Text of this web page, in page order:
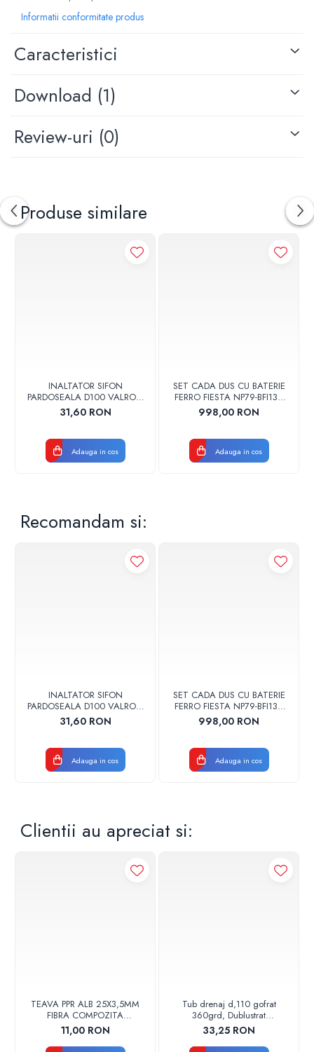
Informatii conformitate produs
Caracteristici
Download (1)
Review-uri (0)
Produse similare
INALTATOR SIFON
PARDOSEALA D100 VALROM
17001900004
31,60 RON
Adauga in cos
SET CADA DUS CU BATERIE
FERRO FIESTA NP79-BFI13U
CROM
998,00 RON
Adauga in cos
Recomandam si:
INALTATOR SIFON
PARDOSEALA D100 VALROM
17001900004
31,60 RON
Adauga in cos
SET CADA DUS CU BATERIE
FERRO FIESTA NP79-BFI13U
CROM
998,00 RON
Adauga in cos
Clientii au apreciat si:
TEAVA PPR ALB 25X3,5MM
FIBRA COMPOZITA
10033025004
VALDUOTHERM VALROM
11,00 RON
Tub drenaj d,110 gofrat
360grd, Dublustrat
verde/negru 110152 Drainkit
33,25 RON